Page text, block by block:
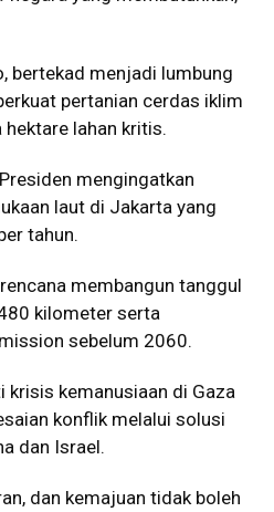
bertekad menjadi lumbung
pertanian cerdas iklim
lahan kritis.
mengingatkan
laut di Jakarta yang
tahun.
membangun tanggul
kilometer serta
sebelum 2060.
kemanusiaan di Gaza
konflik melalui solusi
dan Israel.
dan kemajuan tidak boleh